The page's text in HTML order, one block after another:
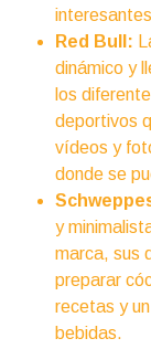
Red Bull:
dinámico y
los
deportivos
vídeos y
donde se
y
marca, sus
preparar
recetas y
bebidas.